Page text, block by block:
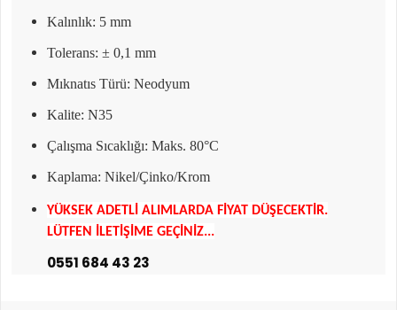
Kalınlık: 5 mm
Tolerans: ± 0,1 mm
Mıknatıs Türü: Neodyum
Kalite: N35
Çalışma Sıcaklığı: Maks. 80°C
Kaplama: Nikel/Çinko/Krom
YÜKSEK ADETLİ ALIMLARDA FİYAT DÜŞECEKTİR.
LÜTFEN İLETİŞİME GEÇİNİZ...
0551 684 43 23